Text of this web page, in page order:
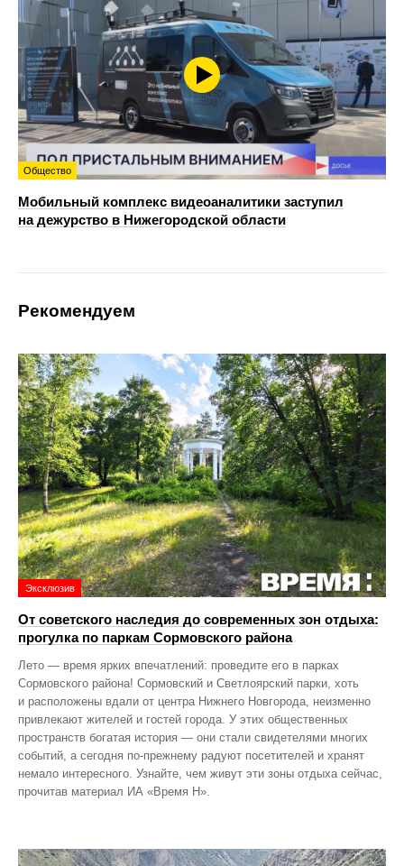
Общество
Мобильный комплекс видеоаналитики заступил
на дежурство в Нижегородской области
Рекомендуем
Эксклюзив
От советского наследия до современных зон отдыха:
прогулка по паркам Сормовского района
Лето — время ярких впечатлений: проведите его в парках
Сормовского района! Сормовский и Светлоярский парки, хоть
и расположены вдали от центра Нижнего Новгорода, неизменно
привлекают жителей и гостей города. У этих общественных
пространств богатая история — они стали свидетелями многих
событий, а сегодня по‑прежнему радуют посетителей и хранят
немало интересного. Узнайте, чем живут эти зоны отдыха сейчас,
прочитав материал ИА «Время Н».